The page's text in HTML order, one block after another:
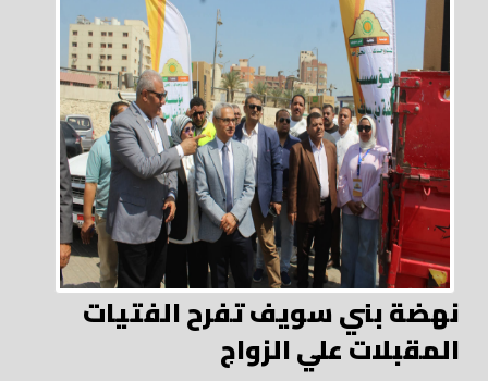
نهضة بني سويف تفرح الفتيات
المقبلات علي الزواج